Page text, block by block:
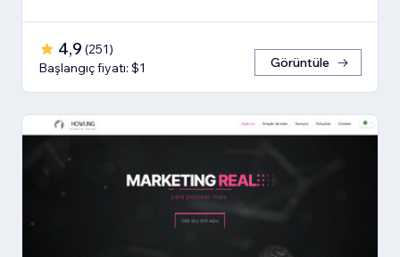
4,9 (251)
Başlangıç fiyatı: $1
Görüntüle